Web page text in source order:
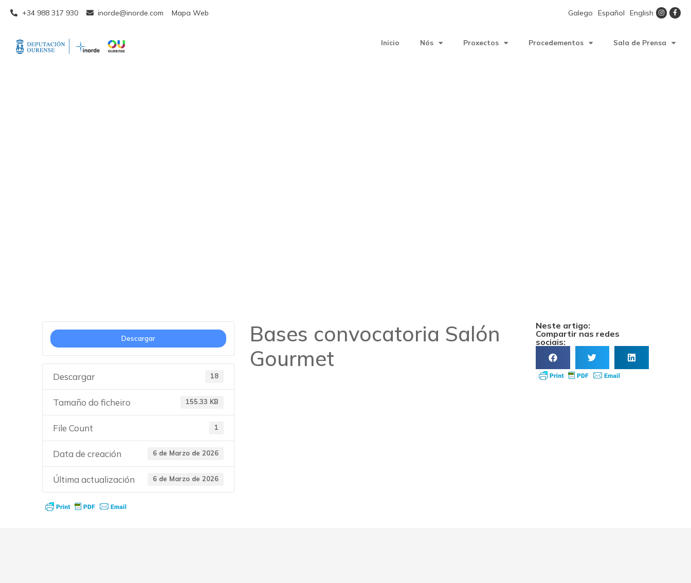
+34 988 317 930 inorde@inorde.com Mapa Web Galego Español English
Inicio Nós Proxectos Procedementos Sala de Prensa
Descargar
Descargar 18
Tamaño do ficheiro 155.33 KB
File Count 1
Data de creación 6 de Marzo de 2026
Última actualización 6 de Marzo de 2026
Bases convocatoria Salón
Gourmet
Neste artigo:
Compartir nas redes
sociais: